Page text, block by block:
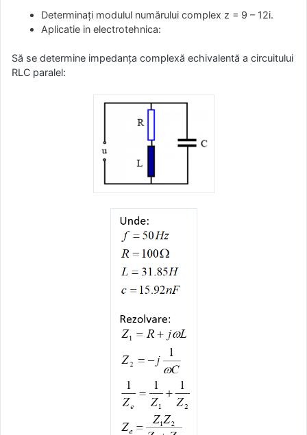
Determinaţi modulul numărului complex z = 9 – 12i.
Aplicatie in electrotehnica:
Să se determine impedanţa complexă echivalentă a circuitului
RLC paralel: